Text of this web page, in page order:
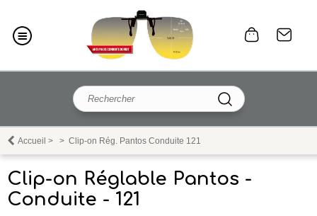
Accueil > > Clip-on Rég. Pantos Conduite 121
Clip-on Réglable Pantos -
Conduite - 121